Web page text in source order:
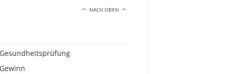
NACH OBEN
Gesundheitsprüfung
Gewinn